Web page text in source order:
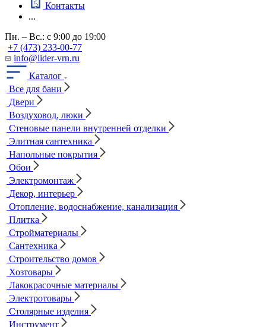
Контакты
...
Пн. – Вс.: с 9:00 до 19:00
+7 (473) 233-00-77
info@lider-vrn.ru
Каталог
Все для бани
Двери
Воздуховод, люки
Стеновые панели внутренней отделки
Элитная сантехника
Напольные покрытия
Обои
Электромонтаж
Декор, интерьер
Отопление, водоснабжение, канализация
Плитка
Стройматериалы
Сантехника
Строительство домов
Хозтовары
Лакокрасочные материалы
Электротовары
Столярные изделия
Инструмент